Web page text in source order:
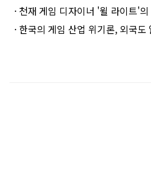
· 천재 게임 디자이너 '윌 라이트'
· 한국의 게임 산업 위기론, 외국도